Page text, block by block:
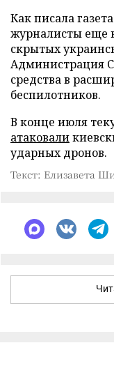
Как писала
журналисты еще
скрытых
Администрация
средства в
беспилотников.
В конце июля
атаковали
ударных дронов.
Текст: Елизавета